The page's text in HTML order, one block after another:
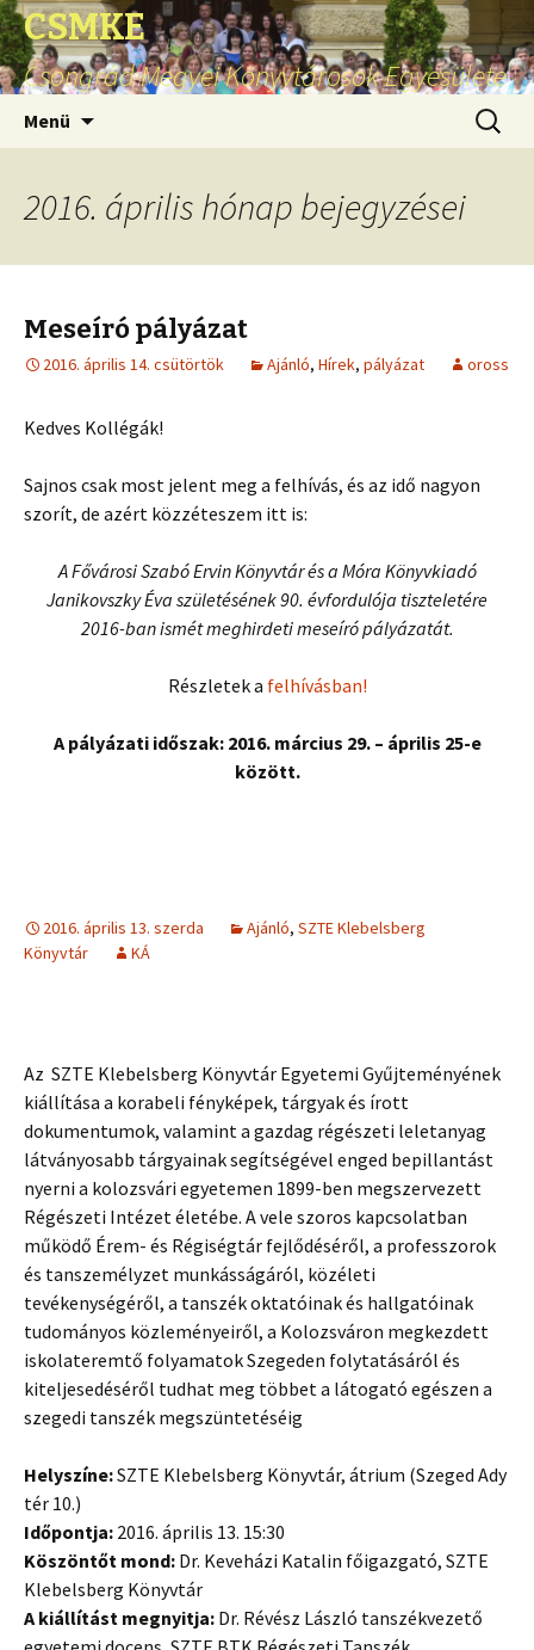
CSMKE
Csongrád Megyei Könyvtárosok Egyesülete
Menü
2016. április hónap bejegyzései
Meseíró pályázat
2016. április 14. csütörtök Ajánló, Hírek, pályázat oross
Kedves Kollégák!
Sajnos csak most jelent meg a felhívás, és az idő nagyon
szorít, de azért közzéteszem itt is:
A Fővárosi Szabó Ervin Könyvtár és a Móra Könyvkiadó
Janikovszky Éva születésének 90. évfordulója tiszteletére
2016-ban ismét meghirdeti meseíró pályázatát.
Részletek a felhívásban!
A pályázati időszak: 2016. március 29. – április 25-e
között.
2016. április 13. szerda Ajánló, SZTE Klebelsberg
Könyvtár
KÁ
Az SZTE Klebelsberg Könyvtár Egyetemi Gyűjteményének
kiállítása a korabeli fényképek, tárgyak és írott
dokumentumok, valamint a gazdag régészeti leletanyag
látványosabb tárgyainak segítségével enged bepillantást
nyerni a kolozsvári egyetemen 1899-ben megszervezett
Régészeti Intézet életébe. A vele szoros kapcsolatban
működő Érem- és Régiségtár fejlődéséről, a professzorok
és tanszemélyzet munkásságáról, közéleti
tevékenységéről, a tanszék oktatóinak és hallgatóinak
tudományos közleményeiről, a Kolozsváron megkezdett
iskolateremtő folyamatok Szegeden folytatásáról és
kiteljesedéséről tudhat meg többet a látogató egészen a
szegedi tanszék megszüntetéséig
Helyszíne:SZTE Klebelsberg Könyvtár, átrium (Szeged Ady
tér 10.)
Időpontja: 2016. április 13. 15:30
Köszöntőt mond: Dr. Keveházi Katalin főigazgató, SZTE
Klebelsberg Könyvtár
A kiállítást megnyitja: Dr. Révész László tanszékvezető